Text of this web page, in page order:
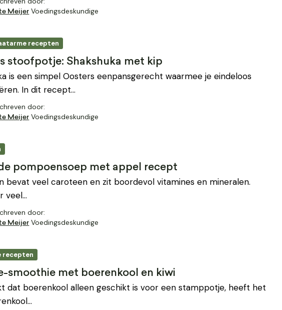
Meijer Voedingsdeskundige
recepten
stoofpotje: Shakshuka met kip
is een simpel Oosters eenpansgerecht waarmee je eindeloos
In dit recept…
door:
Meijer Voedingsdeskundige
pompoensoep met appel recept
bevat veel caroteen en zit boordevol vitamines en mineralen.
veel…
door:
Meijer Voedingsdeskundige
recepten
smoothie met boerenkool en kiwi
dat boerenkool alleen geschikt is voor een stamppotje, heeft het